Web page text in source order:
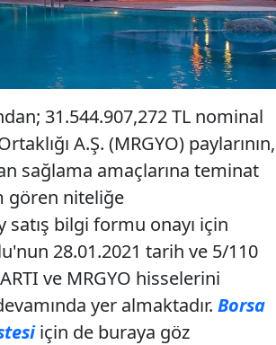
31.544.907,272 TL nominal
A.Ş. (MRGYO) paylarının,
sağlama amaçlarına teminat
gören niteliğe
bilgi formu onayı için
28.01.2021 tarih ve 5/110
ve MRGYO hisselerini
yer almaktadır. Borsa
için de buraya göz